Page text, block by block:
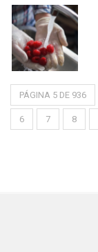
PÁGINA 5 DE 936
6 7 8